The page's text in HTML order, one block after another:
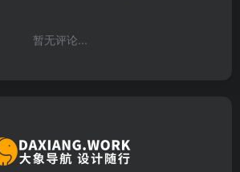
暂无评论...